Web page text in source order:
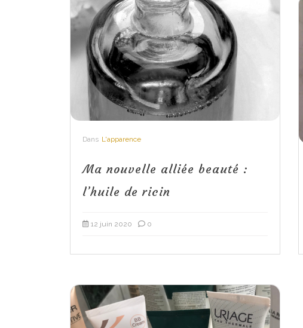
Dans L'apparence
Ma nouvelle alliée beauté :
l’huile de ricin
12 juin 2020 0